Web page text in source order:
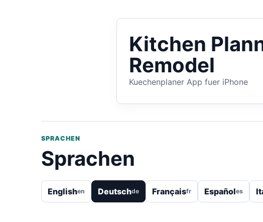
Kitchen
Remodel
Kuechenplaner App fuer iPhone
SPRACHEN
Sprachen
Englishen Deutschde Françaisfr Españoles